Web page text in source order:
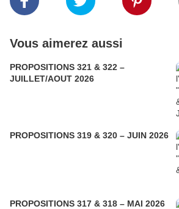
Vous aimerez aussi
PROPOSITIONS 321 & 322 –
JUILLET/AOUT 2026
PROPOSITIONS 319 & 320 – JUIN 2026
PROPOSITIONS 317 & 318 – MAI 2026